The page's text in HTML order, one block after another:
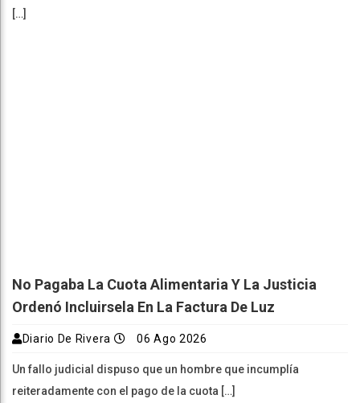
[…]
No Pagaba La Cuota Alimentaria Y La Justicia
Ordenó Incluirsela En La Factura De Luz
Diario De Rivera 06 Ago 2026
Un fallo judicial dispuso que un hombre que incumplía
reiteradamente con el pago de la cuota […]